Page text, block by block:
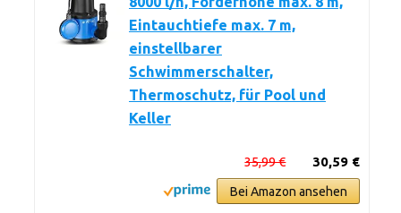
Eintauchtiefe max. 7 m,
einstellbarer
Schwimmerschalter,
Thermoschutz, für Pool und
Keller
30,59 €
35,99 €
Bei Amazon ansehen